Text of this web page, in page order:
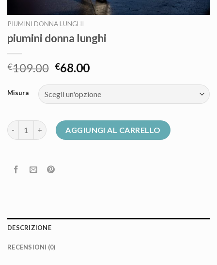
PIUMINI DONNA LUNGHI
piumini donna lunghi
€109.00 €68.00
Misura
piumini donna lunghi quantitàAGGIUNGI AL CARRELLO
DESCRIZIONE
RECENSIONI (0)